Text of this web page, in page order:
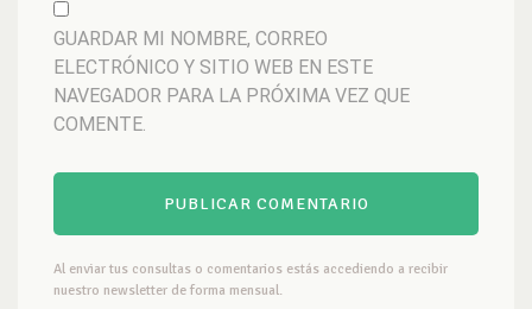
GUARDAR MI NOMBRE, CORREO
ELECTRÓNICO Y SITIO WEB EN ESTE
NAVEGADOR PARA LA PRÓXIMA VEZ QUE
COMENTE.
Al enviar tus consultas o comentarios estás accediendo a recibir
nuestro newsletter de forma mensual.